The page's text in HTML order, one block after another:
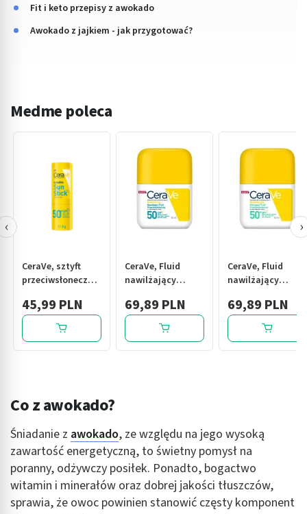
Fit i keto przepisy z awokado
Awokado z jajkiem - jak przygotować?
Medme poleca
CeraVe, sztyft
przeciwsłoneczny,
45,99 PLN
CeraVe, Fluid
nawilżający
SPF50, 50 ml
69,89 PLN
CeraVe, Fluid
nawilżający
SPF50+, 50 ml
69,89 PLN
‹ ›
Co z awokado?
Śniadanie z awokado, ze względu na jego wysoką
zawartość energetyczną, to świetny pomysł na
poranny, odżywczy posiłek. Ponadto, bogactwo
witamin i minerałów oraz dobrej jakości tłuszczów,
sprawia, że owoc powinien stanowić częsty komponent